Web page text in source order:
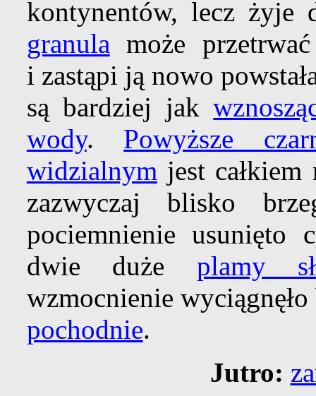
kontynentów, lecz żyje
granula może
i zastąpi ją nowo
są bardziej jak
wody. Powyższe
widzialnym jest
zazwyczaj blisko
pociemnienie usunięto
dwie duże plamy
wzmocnienie
pochodnie.
Jutro: